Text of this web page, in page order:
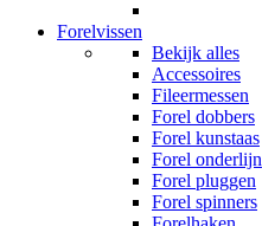
Forelvissen
Bekijk alles
Accessoires
Fileermessen
Forel dobbers
Forel kunstaas
Forel onderlijn
Forel pluggen
Forel spinners